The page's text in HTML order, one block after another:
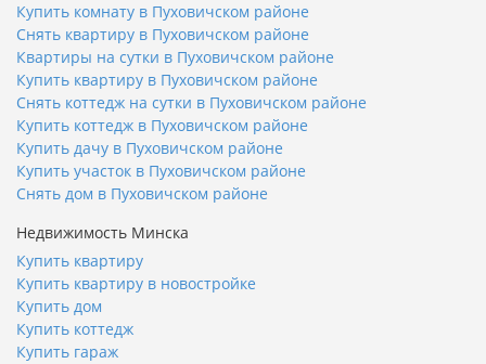
Купить комнату в Пуховичском районе
Снять квартиру в Пуховичском районе
Квартиры на сутки в Пуховичском районе
Купить квартиру в Пуховичском районе
Снять коттедж на сутки в Пуховичском районе
Купить коттедж в Пуховичском районе
Купить дачу в Пуховичском районе
Купить участок в Пуховичском районе
Снять дом в Пуховичском районе
Недвижимость Минска
Купить квартиру
Купить квартиру в новостройке
Купить дом
Купить коттедж
Купить гараж